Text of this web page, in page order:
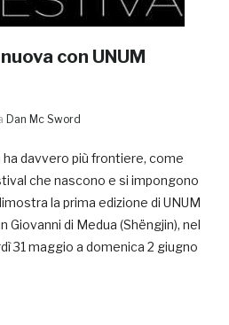
con UNUM
Dan Mc Sword
davvero più frontiere, come
che nascono e si impongono
la prima edizione di UNUM
Giovanni di Medua (Shëngjin), nel
31 maggio a domenica 2 giugno